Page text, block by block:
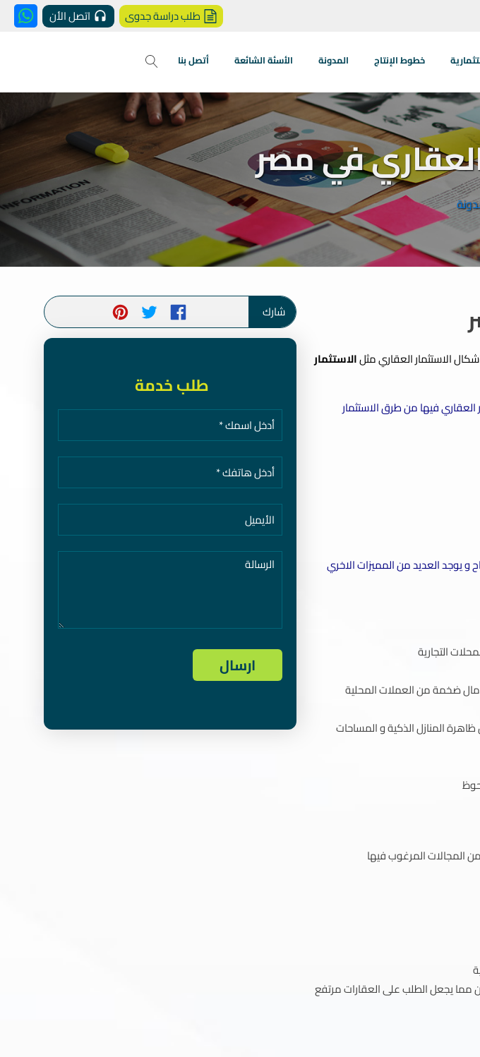
طلب دراسة جدوى اتصل الأن
خطوط الإنتاج المدونة الأسئة الشائعة أتصل بنا
العقاري في مصر
الاستثمار العقاري مثلالاستثمار
فيها من طرق الاستثمار
و يوجد العديد من المميزات الاخري
التجارية
ضخمة من العملات المحلية
المنازل الذكية و المساحات
المجالات المرغوب فيها
مما يجعل الطلب على العقارات مرتفع
شارك
طلب خدمة